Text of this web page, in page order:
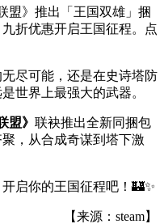
盟》推出「王国双雄」捆
折优惠开启王国征程。点
尽可能，还是在史诗塔防
世界上最强大的武器。
盟》 联袂推出全新同捆包
聚，从合成奇谋到塔下激
开启你的王国征程吧！🏰✨
【来源：steam】